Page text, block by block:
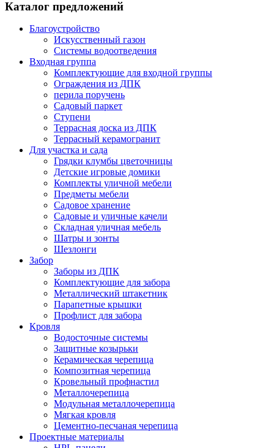
Каталог предложений
Благоустройство
Искусственный газон
Системы водоотведения
Входная группа
Комплектующие для входной группы
Ограждения из ДПК
перила поручень
Садовый паркет
Ступени
Террасная доска из ДПК
Террасный керамогранит
Для участка и сада
Грядки клумбы цветочницы
Детские игровые домики
Комплекты уличной мебели
Предметы мебели
Садовое хранение
Садовые и уличные качели
Складная уличная мебель
Шатры и зонты
Шезлонги
Забор
Заборы из ДПК
Комплектующие для забора
Металлический штакетник
Парапетные крышки
Профлист для забора
Кровля
Водосточные системы
Защитные козырьки
Керамическая черепица
Композитная черепица
Кровельный профнастил
Металлочерепица
Модульная металлочерепица
Мягкая кровля
Цементно-песчаная черепица
Проектные материалы